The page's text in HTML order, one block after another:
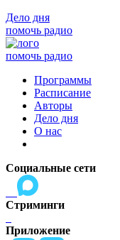
Дело дня
помочь радио
помочь радио
Программы
Расписание
Авторы
Дело дня
О нас
Социальные сети
Стриминги
Приложение